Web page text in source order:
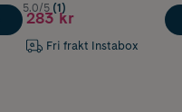
5.0/5 (1)
283 kr
Fri frakt Instabox